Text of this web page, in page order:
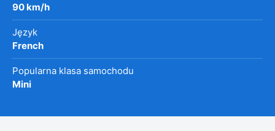
90 km/h
Język
French
Popularna klasa samochodu
Mini